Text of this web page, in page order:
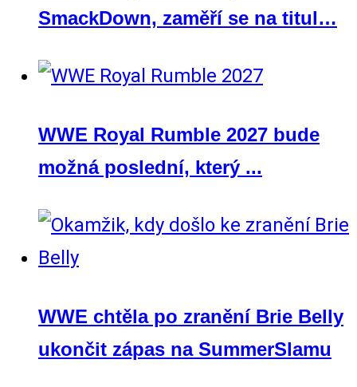
SmackDown, zaměří se na titul…
WWE Royal Rumble 2027 bude
možná poslední, který ...
WWE chtěla po zranění Brie Belly
ukončit zápas na SummerSlamu